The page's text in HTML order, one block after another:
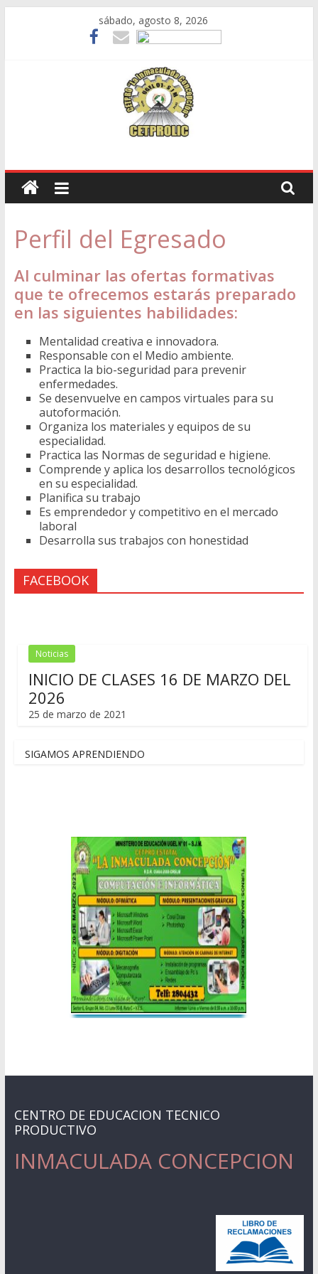
sábado, agosto 8, 2026
INMACULADA
CONCEPCIÓN
Centro
de
Técnico
Productivo
Villa
Salvador
Perfil del Egresado
Al culminar las ofertas formativas
que te ofrecemos estarás preparado
en las siguientes habilidades:
Mentalidad creativa e innovadora.
Responsable con el Medio ambiente.
Practica la bio-seguridad para prevenir
enfermedades.
Se desenvuelve en campos virtuales para su
autoformación.
Organiza los materiales y equipos de su
especialidad.
Practica las Normas de seguridad e higiene.
Comprende y aplica los desarrollos tecnológicos
en su especialidad.
Planifica su trabajo
Es emprendedor y competitivo en el mercado
laboral
Desarrolla sus trabajos con honestidad
FACEBOOK
Noticias
INICIO DE CLASES 16 DE MARZO DEL
2026
25 de marzo de 2021
SIGAMOS APRENDIENDO
CENTRO DE EDUCACION TECNICO
PRODUCTIVO
INMACULADA CONCEPCION